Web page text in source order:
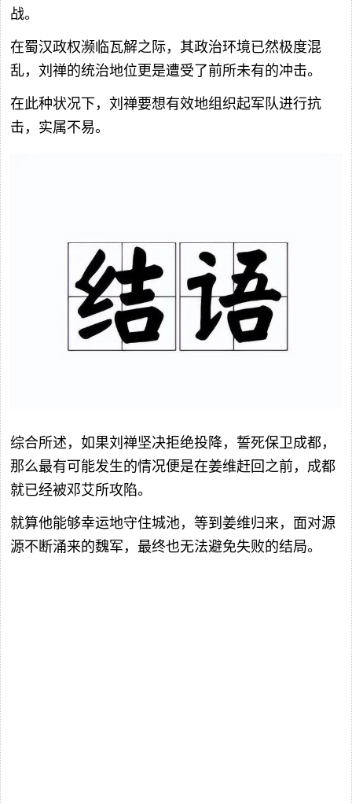
战。
在蜀汉政权濒临瓦解之际，其政治环境已然极度混
乱，刘禅的统治地位更是遭受了前所未有的冲击。
在此种状况下，刘禅要想有效地组织起军队进行抗
击，实属不易。
综合所述，如果刘禅坚决拒绝投降，誓死保卫成都，
那么最有可能发生的情况便是在姜维赶回之前，成都
就已经被邓艾所攻陷。
就算他能够幸运地守住城池，等到姜维归来，面对源
源不断涌来的魏军，最终也无法避免失败的结局。